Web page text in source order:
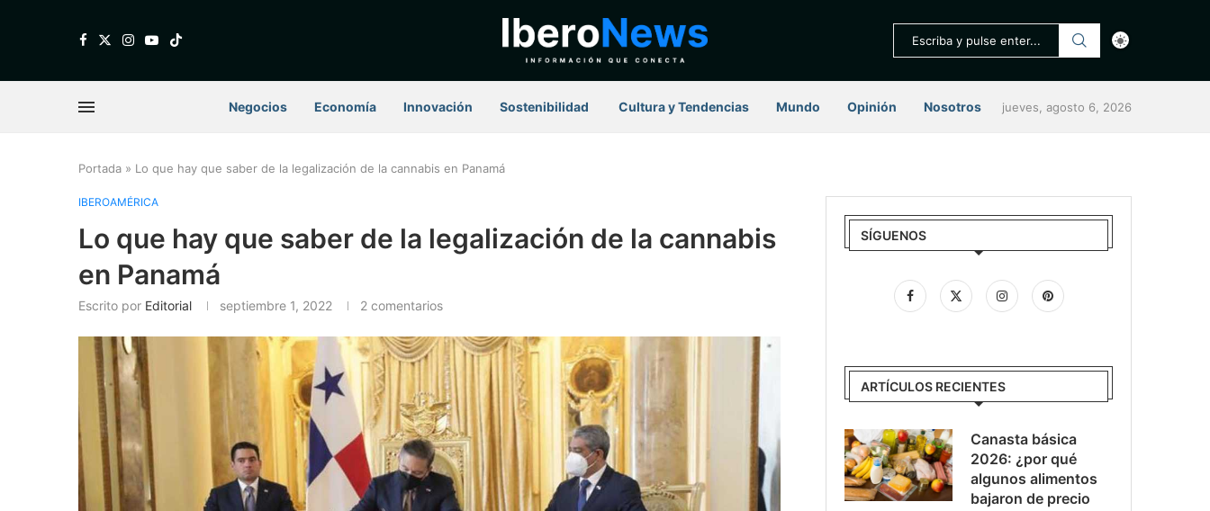
Negocios Economía Innovación Sostenibilidad ⁠ Cultura y Tendencias Mundo Opinión Nosotros jueves, agosto 6, 2026
Portada » Lo que hay que saber de la legalización de la cannabis en Panamá
IBEROAMÉRICA
Lo que hay que saber de la legalización de la cannabis
en Panamá
Escrito por Editorial septiembre 1, 2022 2 comentarios
SÍGUENOS
ARTÍCULOS RECIENTES
Canasta básica
2026: ¿por qué
algunos alimentos
bajaron de precio